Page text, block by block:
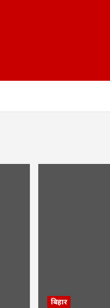
बिहार